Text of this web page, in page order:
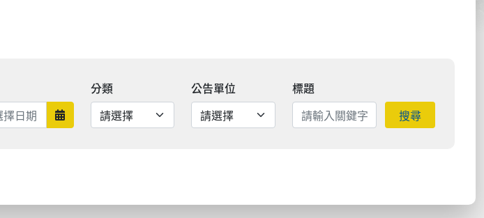
圍結束 日期範圍結束
分類 公告單位
標題
搜尋